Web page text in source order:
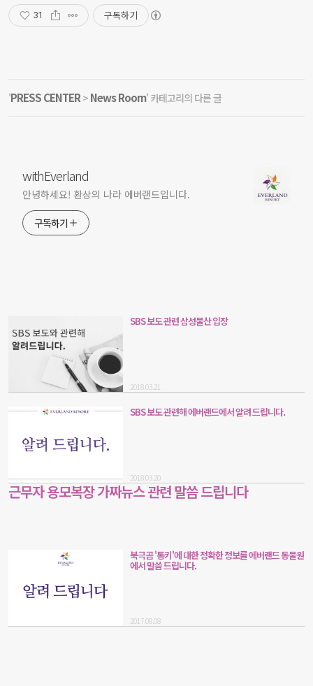
31 구독하기
'PRESS CENTER > News Room' 카테고리의 다른 글
withEverland
안녕하세요! 환상의 나라 에버랜드입니다.
구독하기
SBS 보도 관련 삼성물산 입장
2018.03.21
SBS 보도 관련해 에버랜드에서 알려 드립니다.
2018.03.20
근무자 용모복장 가짜뉴스 관련 말씀 드립니다
북극곰 '통키'에 대한 정확한 정보를 에버랜드 동물원
에서 말씀 드립니다.
2017.08.08